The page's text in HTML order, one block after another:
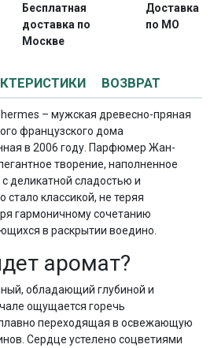
Бесплатная
доставка по
Москве
Доставка
по МО
ВОЗВРАТ
– мужская древесно-пряная
французского дома
в 2006 году. Парфюмер Жан-
творение, наполненное
деликатной сладостью и
классикой, не теряя
гармоничному сочетанию
в раскрытии воедино.
аромат?
обладающий глубиной и
ощущается горечь
плавно переходящая в освежающую
Сердце устелено соцветиями